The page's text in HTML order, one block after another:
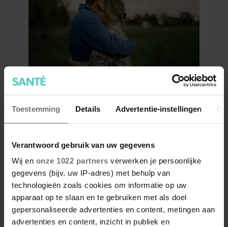
Toestemming Details Advertentie-instellingen
Verantwoord gebruik van uw gegevens
Wij en onze 1022 partners verwerken je persoonlijke
gegevens (bijv. uw IP-adres) met behulp van
technologieën zoals cookies om informatie op uw
apparaat op te slaan en te gebruiken met als doel
gepersonaliseerde advertenties en content, metingen aan
advertenties en content, inzicht in publiek en
Wat als je stiekem verliefd op
een ander bent?